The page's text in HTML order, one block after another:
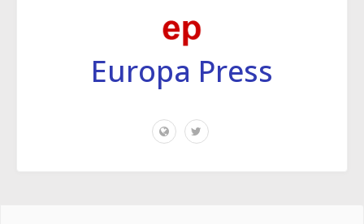
Europa Press